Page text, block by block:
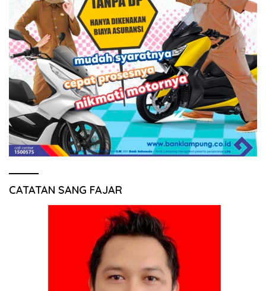
CATATAN SANG FAJAR